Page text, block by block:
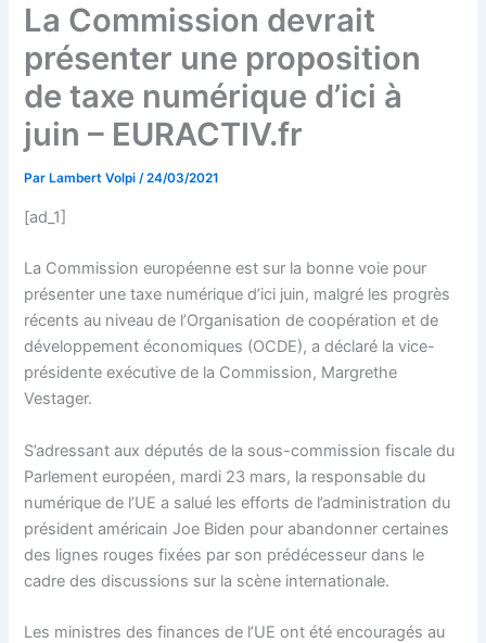
La Commission devrait
présenter une proposition
de taxe numérique d’ici à
juin – EURACTIV.fr
Par Lambert Volpi/24/03/2021
[ad_1]
La Commission européenne est sur la bonne voie pour
présenter une taxe numérique d’ici juin, malgré les progrès
récents au niveau de l’Organisation de coopération et de
développement économiques (OCDE), a déclaré la vice-
présidente exécutive de la Commission, Margrethe
Vestager.
S’adressant aux députés de la sous-commission fiscale du
Parlement européen, mardi 23 mars, la responsable du
numérique de l’UE a salué les efforts de l’administration du
président américain Joe Biden pour abandonner certaines
des lignes rouges fixées par son prédécesseur dans le
cadre des discussions sur la scène internationale.
Les ministres des finances de l’UE ont été encouragés au